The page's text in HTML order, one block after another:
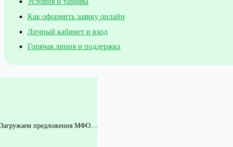
Как оформить заявку онлайн
Личный кабинет и вход
Горячая линия и поддержка
Загружаем предложения МФО…